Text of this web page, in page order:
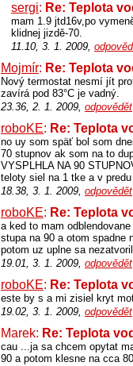
sergi: Re: Teplota
mam 1.9 jtd16v,po
klidnej jizdě-70.
11.10, 3. 1. 2009,
Mojmír: Re: Teplota
Nový termostat nesmí jít
zavírá pod 83°C je vadný.
23.36, 2. 1. 2009, odpovědět
roboKE: Re: Teplota
no uy som späť bol som
70 stupnov ak som na to
VYSPLHLA NA 90
teloty siel na 1 tke a v
18.38, 3. 1. 2009, odpovědět
roboKE: Re: Teplota
a ked to mam
stupa na 90 a otom spadne
potom uz uplne sa
19.01, 3. 1. 2009, odpovědět
roboKE: Re: Teplota
este by s a mi zisiel kryt
19.02, 3. 1. 2009, odpovědět
Marek: Re: Teplota
cau ...ja sa chcem opytat
90 a potom klesne na cca